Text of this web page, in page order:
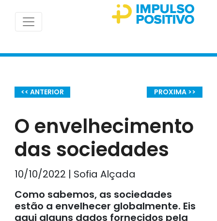
<< ANTERIOR PROXIMA >>
O envelhecimento
das sociedades
10/10/2022 | Sofia Alçada
Como sabemos, as sociedades
estão a envelhecer globalmente. Eis
aqui alguns dados fornecidos pela